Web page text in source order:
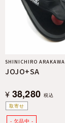
取寄せ
SHINICHIRO ARAKAWA
JOJO+SA
¥ 38,280 税込